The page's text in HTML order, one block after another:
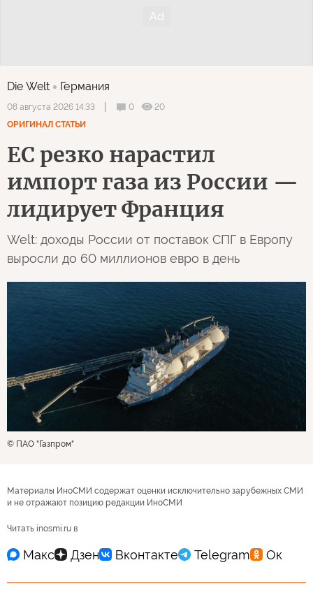
Die Welt Германия
08 августа 2026 14:33 0
20
ОРИГИНАЛ СТАТЬИ
ЕС резко нарастил
импорт газа из России —
лидирует Франция
Welt: доходы России от поставок СПГ в Европу
выросли до 60 миллионов евро в день
© ПАО "Газпром"
Материалы ИноСМИ содержат оценки исключительно зарубежных СМИ
и не отражают позицию редакции ИноСМИ
Читать inosmi.ru в